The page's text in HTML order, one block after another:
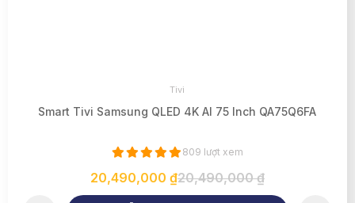
Tivi
Smart Tivi Samsung QLED 4K AI 75 Inch QA75Q6FA
809 lượt xem
20,490,000 ₫20,490,000 ₫